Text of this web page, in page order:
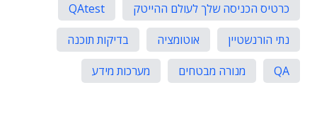
כרטיס הכניסה שלך לעולם ההייטק
QAtest
נתי הורנשטיין
אוטומציה
בדיקות תוכנה
QA
מנורה מבטחים מערכות מידע